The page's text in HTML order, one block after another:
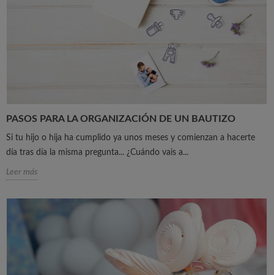
PASOS PARA LA ORGANIZACIÓN DE UN BAUTIZO
Si tu hijo o hija ha cumplido ya unos meses y comienzan a hacerte
día tras día la misma pregunta... ¿Cuándo vais a...
Leer más